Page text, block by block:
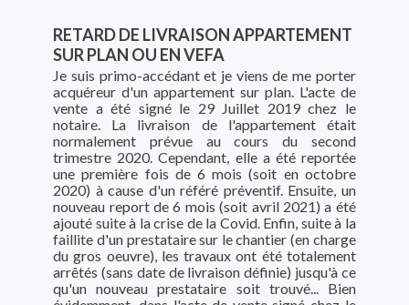
RETARD DE LIVRAISON APPARTEMENT
SUR PLAN OU EN VEFA
Je suis primo-accédant et je viens de me porter
acquéreur d'un appartement sur plan. L'acte de
vente a été signé le 29 Juillet 2019 chez le
notaire. La livraison de l'appartement était
normalement prévue au cours du second
trimestre 2020. Cependant, elle a été reportée
une première fois de 6 mois (soit en octobre
2020) à cause d'un référé préventif. Ensuite, un
nouveau report de 6 mois (soit avril 2021) a été
ajouté suite à la crise de la Covid. Enfin, suite à la
faillite d'un prestataire sur le chantier (en charge
du gros oeuvre), les travaux ont été totalement
arrêtés (sans date de livraison définie) jusqu'à ce
qu'un nouveau prestataire soit trouvé... Bien